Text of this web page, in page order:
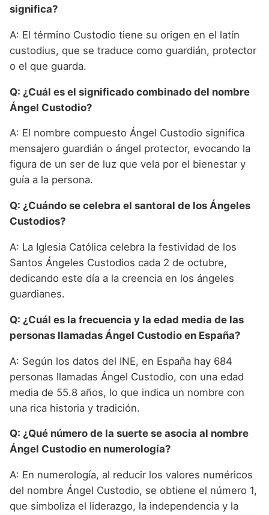
significa?
A: El término Custodio tiene su origen en el latín
custodius, que se traduce como guardián, protector
o el que guarda.
Q: ¿Cuál es el significado combinado del nombre
Ángel Custodio?
A: El nombre compuesto Ángel Custodio significa
mensajero guardián o ángel protector, evocando la
figura de un ser de luz que vela por el bienestar y
guía a la persona.
Q: ¿Cuándo se celebra el santoral de los Ángeles
Custodios?
A: La Iglesia Católica celebra la festividad de los
Santos Ángeles Custodios cada 2 de octubre,
dedicando este día a la creencia en los ángeles
guardianes.
Q: ¿Cuál es la frecuencia y la edad media de las
personas llamadas Ángel Custodio en España?
A: Según los datos del INE, en España hay 684
personas llamadas Ángel Custodio, con una edad
media de 55.8 años, lo que indica un nombre con
una rica historia y tradición.
Q: ¿Qué número de la suerte se asocia al nombre
Ángel Custodio en numerología?
A: En numerología, al reducir los valores numéricos
del nombre Ángel Custodio, se obtiene el número 1,
que simboliza el liderazgo, la independencia y la